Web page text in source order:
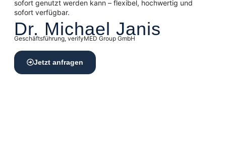
sofort genutzt werden kann – flexibel, hochwertig und
sofort verfügbar.
Dr. Michael Janis
Geschäftsführung, verifyMED Group GmbH
Jetzt anfragen